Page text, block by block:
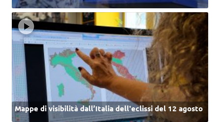
Mappe di visibilità dall’Italia dell'eclissi del 12 agosto